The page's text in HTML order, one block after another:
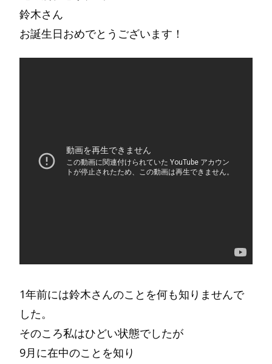
鈴木さん
お誕生日おめでとうございます！
1年前には鈴木さんのことを何も知りませんで
した。
そのころ私はひどい状態でしたが
9月に在中のことを知り